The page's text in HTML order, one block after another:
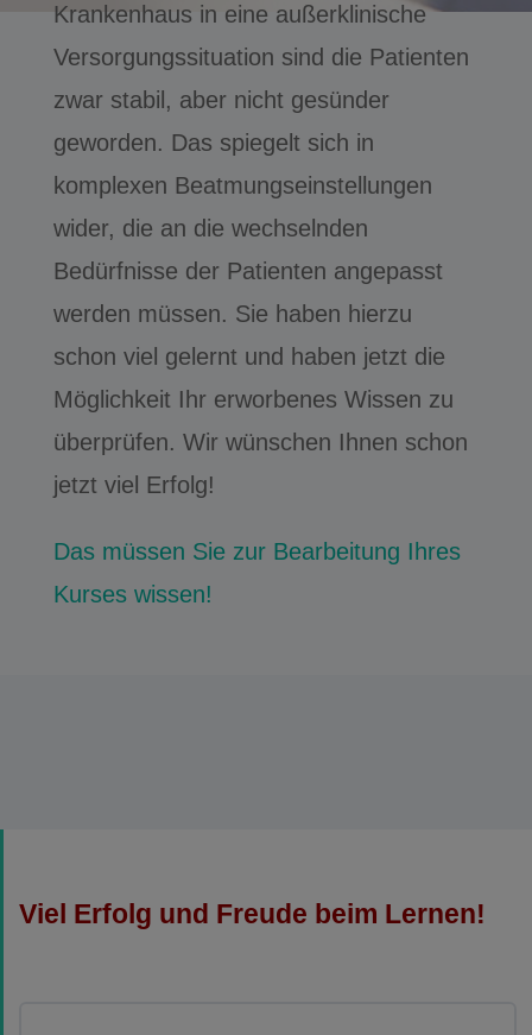
Krankenhaus in eine außerklinische
Versorgungssituation sind die Patienten
zwar stabil, aber nicht gesünder
geworden. Das spiegelt sich in
komplexen Beatmungseinstellungen
wider, die an die wechselnden
Bedürfnisse der Patienten angepasst
werden müssen. Sie haben hierzu
schon viel gelernt und haben jetzt die
Möglichkeit Ihr erworbenes Wissen zu
überprüfen. Wir wünschen Ihnen schon
jetzt viel Erfolg!
Das müssen Sie zur Bearbeitung Ihres
Kurses wissen!
Viel Erfolg und Freude beim Lernen!